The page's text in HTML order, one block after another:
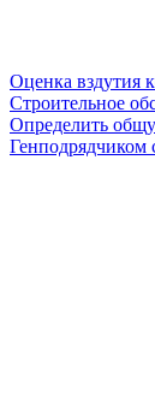
Оценка вздутия
Строительное
Определить
Генподрядчиком